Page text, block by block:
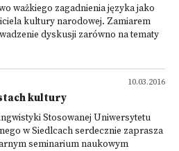
ważkiego zagadnienia języka jako
kultury narodowej. Zamiarem
dyskusji zarówno na tematy
10.03.2016
kultury
Stosowanej Uniwersytetu
w Siedlcach serdecznie zaprasza
seminarium naukowym